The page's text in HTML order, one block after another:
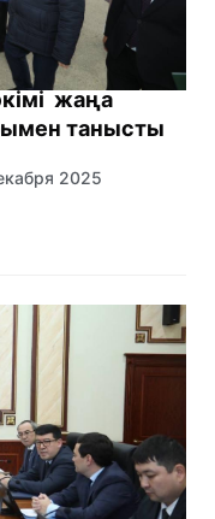
жаңа
танысты
2025